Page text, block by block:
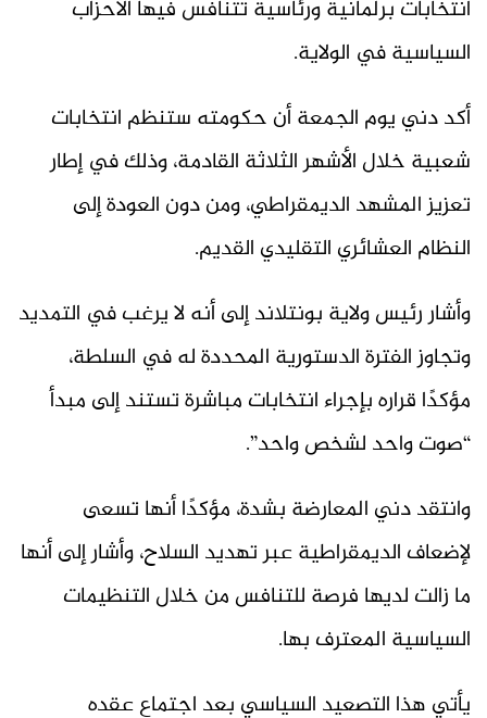
انتخابات برلمانية ورئاسية تتنافس فيها الأحزاب
السياسية في الولاية.
أكد دني يوم الجمعة أن حكومته ستنظم انتخابات
شعبية خلال الأشهر الثلاثة القادمة، وذلك في إطار
تعزيز المشهد الديمقراطي، ومن دون العودة إلى
النظام العشائري التقليدي القديم.
وأشار رئيس ولاية بونتلاند إلى أنه لا يرغب في التمديد
وتجاوز الفترة الدستورية المحددة له في السلطة،
مؤكدًا قراره بإجراء انتخابات مباشرة تستند إلى مبدأ
“صوت واحد لشخص واحد”.
وانتقد دني المعارضة بشدة، مؤكدًا أنها تسعى
لإضعاف الديمقراطية عبر تهديد السلاح، وأشار إلى أنها
ما زالت لديها فرصة للتنافس من خلال التنظيمات
السياسية المعترف بها.
يأتي هذا التصعيد السياسي بعد اجتماع عقده